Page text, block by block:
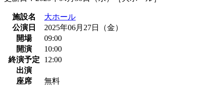
施設名
大ホール
公演日
2025年06月27日（金）
開場
09:00
開演
10:00
終演予定
12:00
出演
座席
無料